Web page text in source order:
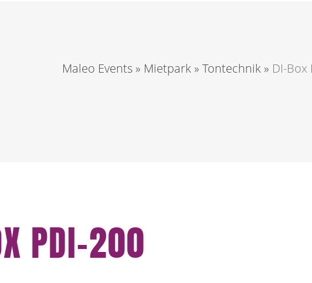
Maleo Events » Mietpark » Tontechnik » DI-Box
PDI-200